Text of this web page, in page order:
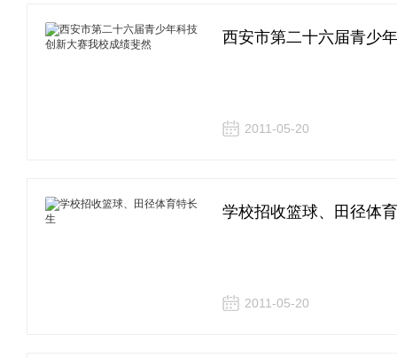
西安市第二十六届青少
2011-05-20
学校招收篮球、田径体
2011-05-20